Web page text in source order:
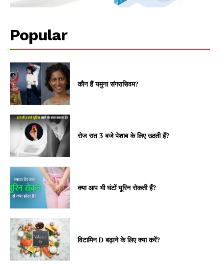
Popular
कौन हैं यमुना संगरासिवम?
रोज रात 3 बजे पेशाब के लिए उठती हैं?
क्या आप भी घंटों यूरिन रोकती हैं?
विटामिन D बढ़ाने के लिए क्या करें?